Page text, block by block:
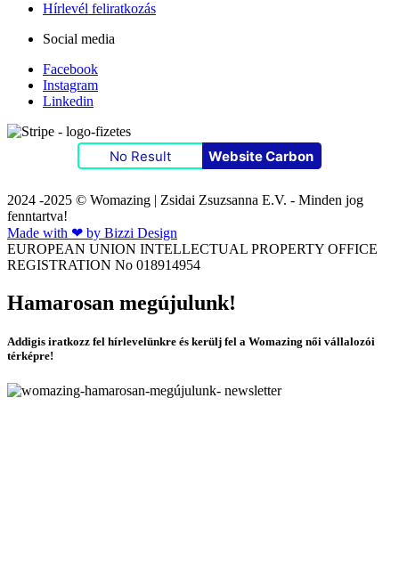
Hírlevél feliratkozás
Social media
Facebook
Instagram
Linkedin
No Result Website Carbon
2024 -2025 © Womazing | Zsidai Zsuzsanna E.V. - Minden jog
fenntartva!
Made with ❤ by Bizzi Design
EUROPEAN UNION INTELLECTUAL PROPERTY OFFICE
REGISTRATION No 018914954
Hamarosan megújulunk!
Addigis iratkozz fel hírlevelünkre és kerülj fel a Womazing női vállalozói
térképre!